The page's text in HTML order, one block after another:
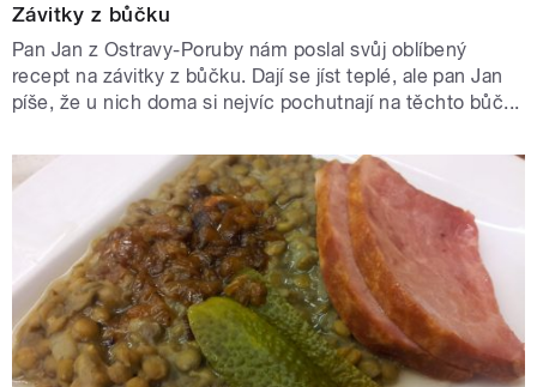
Závitky z bůčku
Pan Jan z Ostravy-Poruby nám poslal svůj oblíbený
recept na závitky z bůčku. Dají se jíst teplé, ale pan Jan
píše, že u nich doma si nejvíc pochutnají na těchto bůč...